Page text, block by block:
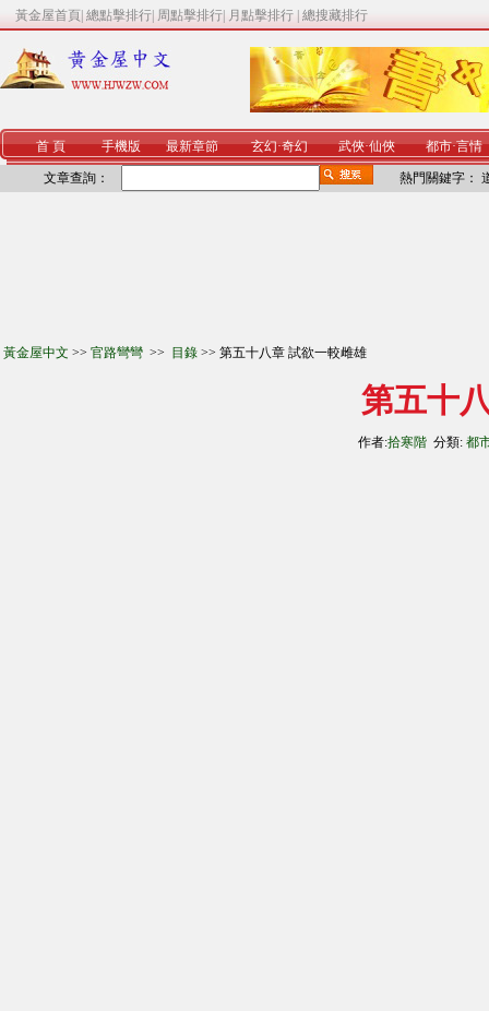
黃金屋首頁 總點擊排行 周點擊排行 月點擊排行 總搜藏排行
首 頁 手機版 最新章節 玄幻·奇幻 武俠·仙俠 都市·言情
文章查詢： 熱門關鍵字：
黃金屋中文 >> 官路彎彎 >> 目錄 >> 第五十八章 試欲一較雌雄
第五十
作者:拾寒階 分類: 都